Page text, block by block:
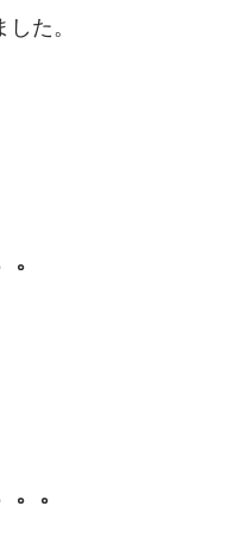
た。
。